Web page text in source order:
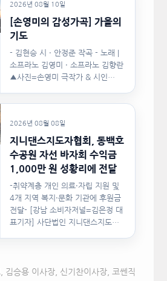
2026년 08월 10일
[손영미의 감성가곡] 가을의
기도
- 김현승 시 · 안정준 작곡 - 노래 |
소프라노 김영미 · 소프라노 김향란
▲사진=손영미 극작가 & 시인…
2026년 08월 08일
지니댄스지도자협회, 동백호
수공원 자선 바자회 수익금
1,000만 원 성황리에 전달
-취약계층 개인 의료·자립 지원 및
4개 지역 복지·문화 기관에 후원금
전달- [강남 소비자저널=김은정 대
표기자] 사단법인 지니댄스지도자
김승용 이사장, 신기찬이사장, 코쎈직